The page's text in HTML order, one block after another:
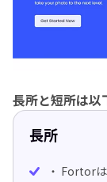
長所と短所は以
長所
・ Fortor